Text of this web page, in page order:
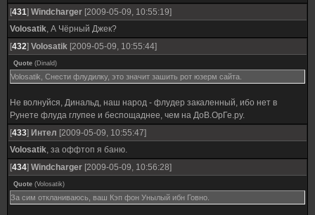
[431] Windcharger [2009-05-09, 10:55:19]
Volosatik, А Чёрный Джек?
[432] Volosatik [2009-05-09, 10:55:44]
Quote (Dinald)
Volosatik, Снести флудилку, это значит зашить рот юзерм сайта.
Не волнуйся, Динальд, наш народ - флудер закаленный, ибо нет в
Рунете флуда глупее и беспощаднее, чем на ДоВ.ОрГе.ру.
[433] Интел [2009-05-09, 10:55:47]
Volosatik, за оффтоп я баню.
[434] Windcharger [2009-05-09, 10:56:28]
Quote (Volosatik)
За сим откланиваюсь, ваш Кэп фон Унылый ибн Говно.